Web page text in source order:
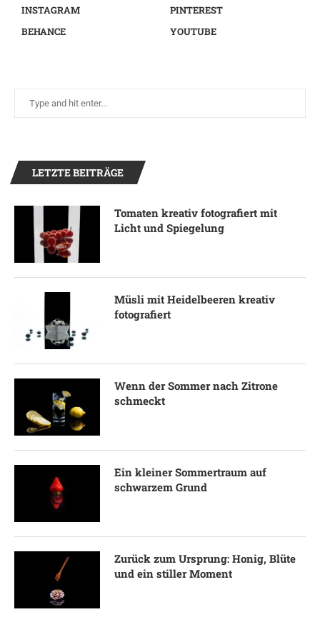
INSTAGRAM
PINTEREST
BEHANCE
YOUTUBE
LETZTE BEITRÄGE
Tomaten kreativ fotografiert mit
Licht und Spiegelung
Müsli mit Heidelbeeren kreativ
fotografiert
Wenn der Sommer nach Zitrone
schmeckt
Ein kleiner Sommertraum auf
schwarzem Grund
Zurück zum Ursprung: Honig, Blüte
und ein stiller Moment